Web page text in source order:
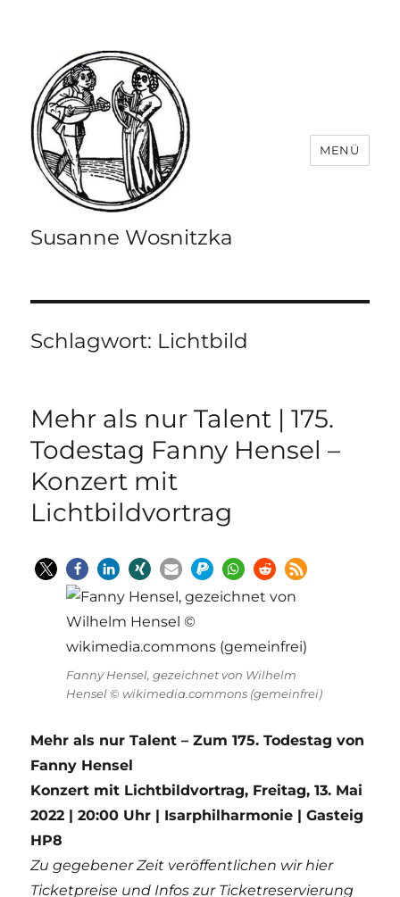
Susanne Wosnitzka
MENÜ
Schlagwort: Lichtbild
Mehr als nur Talent | 175.
Todestag Fanny Hensel –
Konzert mit
Lichtbildvortrag
Fanny Hensel, gezeichnet von Wilhelm
Hensel © wikimedia.commons (gemeinfrei)
Mehr als nur Talent – Zum 175. Todestag von
Fanny Hensel
Konzert mit Lichtbildvortrag, Freitag, 13. Mai
2022 | 20:00 Uhr | Isarphilharmonie | Gasteig
HP8
Zu gegebener Zeit veröffentlichen wir hier
Ticketpreise und Infos zur Ticketreservierung